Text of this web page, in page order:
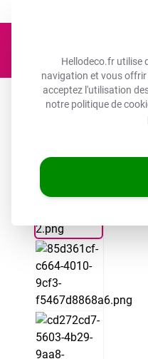
Hellodeco.fr utilise
navigation et vous
acceptez l'utilisation
notre politique de
Toile Protection